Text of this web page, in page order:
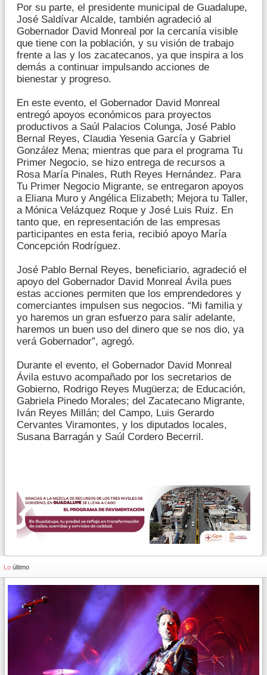
Por su parte, el presidente municipal de Guadalupe,
José Saldívar Alcalde, también agradeció al
Gobernador David Monreal por la cercanía visible
que tiene con la población, y su visión de trabajo
frente a las y los zacatecanos, ya que inspira a los
demás a continuar impulsando acciones de
bienestar y progreso.
En este evento, el Gobernador David Monreal
entregó apoyos económicos para proyectos
productivos a Saúl Palacios Colunga, José Pablo
Bernal Reyes, Claudia Yesenia García y Gabriel
González Mena; mientras que para el programa Tu
Primer Negocio, se hizo entrega de recursos a
Rosa María Pinales, Ruth Reyes Hernández. Para
Tu Primer Negocio Migrante, se entregaron apoyos
a Eliana Muro y Angélica Elizabeth; Mejora tu Taller,
a Mónica Velázquez Roque y José Luis Ruiz. En
tanto que, en representación de las empresas
participantes en esta feria, recibió apoyo María
Concepción Rodríguez.
José Pablo Bernal Reyes, beneficiario, agradeció el
apoyo del Gobernador David Monreal Ávila pues
estas acciones permiten que los emprendedores y
comerciantes impulsen sus negocios. “Mi familia y
yo haremos un gran esfuerzo para salir adelante,
haremos un buen uso del dinero que se nos dio, ya
verá Gobernador”, agregó.
Durante el evento, el Gobernador David Monreal
Ávila estuvo acompañado por los secretarios de
Gobierno, Rodrigo Reyes Mugüerza; de Educación,
Gabriela Pinedo Morales; del Zacatecano Migrante,
Iván Reyes Millán; del Campo, Luis Gerardo
Cervantes Viramontes, y los diputados locales,
Susana Barragán y Saúl Cordero Becerril.
Lo último